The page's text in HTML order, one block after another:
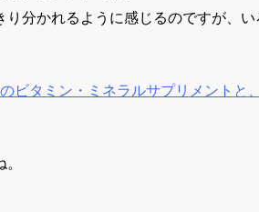
分かれるように感じるのですが、い
ビタミン・ミネラルサプリメントと